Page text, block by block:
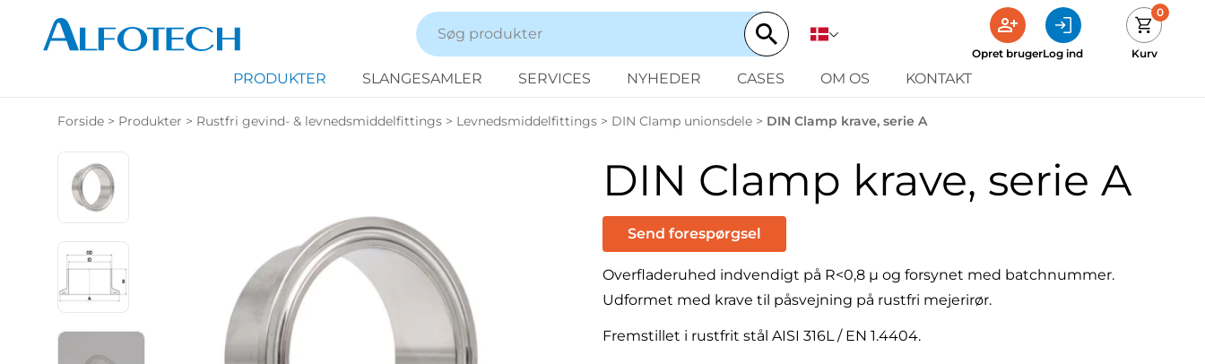
Opret brugerLog ind
0
Kurv
PRODUKTER SLANGESAMLER SERVICES NYHEDER CASES OM OS KONTAKT
Forside > Produkter > Rustfri gevind- & levnedsmiddelfittings > Levnedsmiddelfittings > DIN Clamp unionsdele > DIN Clamp krave, serie A
DIN Clamp krave, serie A
Send forespørgsel
Overfladeruhed indvendigt på R<0,8 µ og forsynet med batchnummer.
Udformet med krave til påsvejning på rustfri mejerirør.
Fremstillet i rustfrit stål AISI 316L / EN 1.4404.